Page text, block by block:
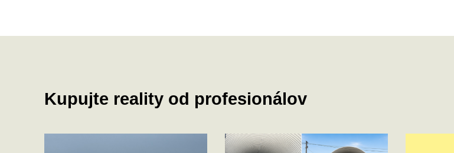
Kupujte reality od profesionálov